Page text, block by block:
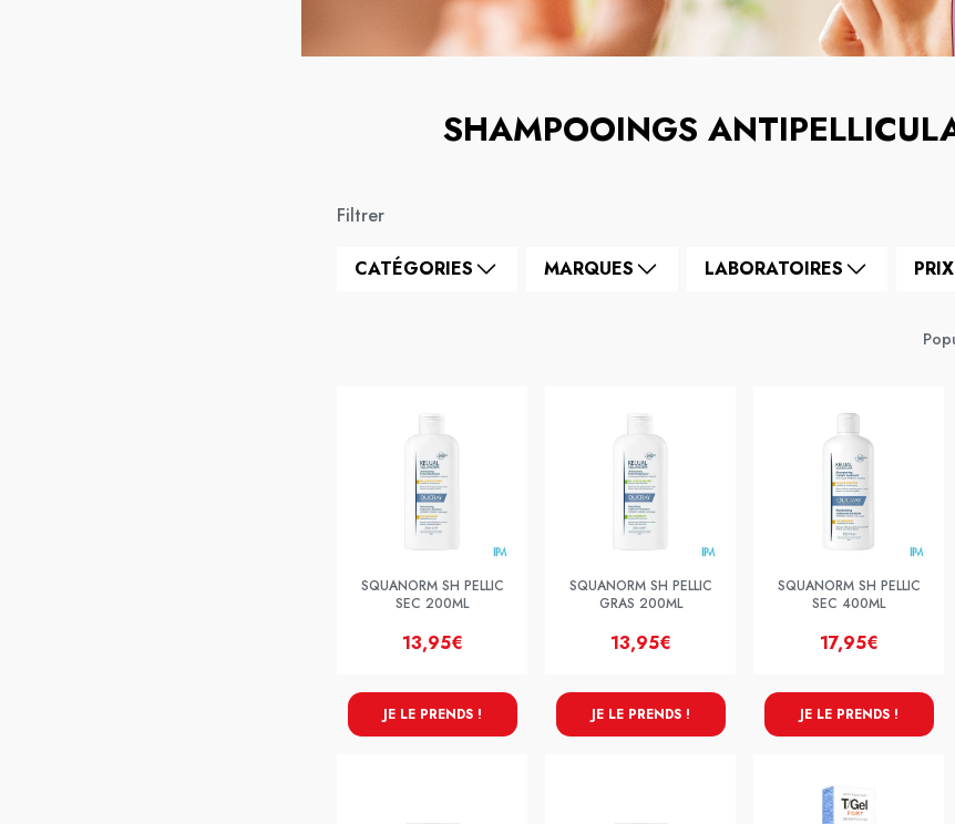
SHAMPOOINGS
Filtrer
CATÉGORIES MARQUES LABORATOIRES PRIX
SQUANORM SH PELLIC
SEC 200ML
13,95€
JE LE PRENDS !
SQUANORM SH PELLIC
GRAS 200ML
13,95€
JE LE PRENDS !
SQUANORM SH PELLIC
SEC 400ML
17,95€
JE LE PRENDS !